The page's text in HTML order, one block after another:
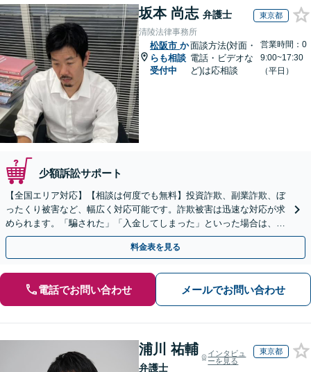
坂本 尚志 弁護士 東京都
清陵法律事務所
松阪市 か
らも相談
受付中
面談方法(対面・
電話・ビデオな
ど)は応相談
営業時間：0
9:00~17:30
（平日）
少額訴訟サポート
【全国エリア対応】【相談は何度でも無料】投資詐欺、副業詐欺、ぼ
ったくり被害など、幅広く対応可能です。詐欺被害は迅速な対応が求
められます。「騙された」「入金してしまった」といった場合は、お
早めにご相談ください。【電話・メール・WEB相談可】
料金表を見る
電話でお問い合わせ メールでお問い合わせ
浦川 祐輔
弁護士
インタビュ
ーを見る
東京都